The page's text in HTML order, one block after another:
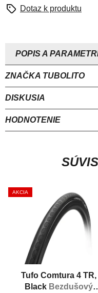
ZNAČKA TUBOLITO
DISKUSIA
HODNOTENIE
AKCIA
Tufo Comtura 4 TR,
Black Bezdušový